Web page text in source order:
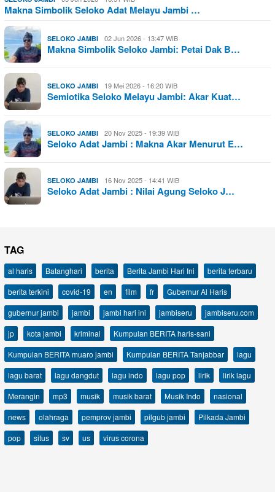
Makna Simbolik Seloko Adat Melayu Jambi …
SELOKO JAMBI 02 Jun 2026 - 13:47 WIB
Makna Simbolik Seloko Jambi: Petai Dak B…
SELOKO JAMBI 19 Mei 2026 - 16:20 WIB
Semiotika Seloko Melayu Jambi: Akar Kuat…
SELOKO JAMBI 20 Nov 2025 - 19:39 WIB
Seloko Adat Jambi : Makna Akar Menurut E…
SELOKO JAMBI 16 Nov 2025 - 14:41 WIB
Seloko Adat Jambi : Nilai Agung Seloko J…
TAG
al haris Batanghari berita Berita Jambi Hari Ini
berita terbaru
berita terkini
covid-19 en film fr
Gubernur Al Haris
gubernur jambi
jambi jambi hari ini jambiseru
jambiseru.com
jp
kota jambi kriminal
Kumpulan BERITA haris-sani
Kumpulan BERITA muaro jambi
Kumpulan BERITA Tanjabbar
lagu
lagu barat
lagu dangdut lagu indo lagu pop lirik
lirik lagu
Merangin
mp3 musik musik barat Musik Indo
nasional
news
olahraga pemprov jambi pilgub jambi
Pilkada Jambi
pop
situs sv us virus corona